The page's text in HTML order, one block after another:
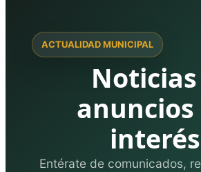
ACTUALIDAD MUNICIPAL
anuncios
interés
Entérate de comunicados,